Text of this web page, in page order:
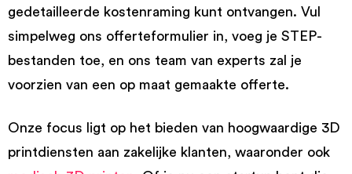
gedetailleerde kostenraming kunt ontvangen. Vul
simpelweg ons offerteformulier in, voeg je STEP-
bestanden toe, en ons team van experts zal je
voorzien van een op maat gemaakte offerte.
Onze focus ligt op het bieden van hoogwaardige 3D
printdiensten aan zakelijke klanten, waaronder ook